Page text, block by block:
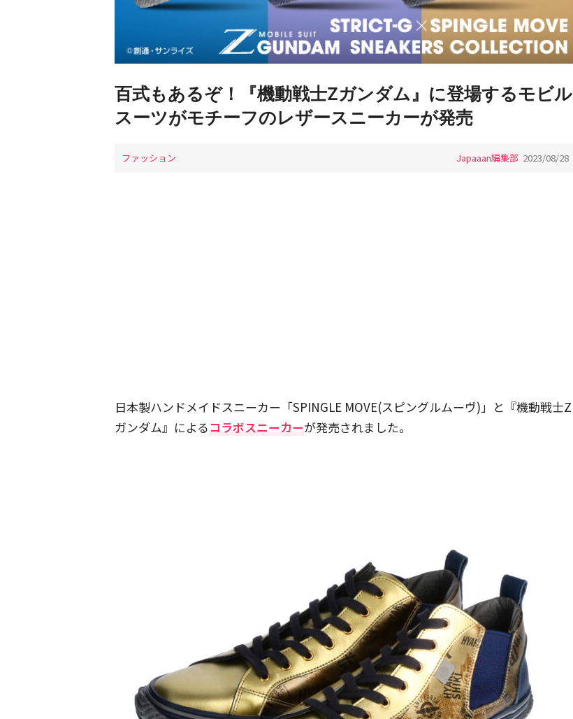
百式もあるぞ！『機動戦士Zガンダム』に登場するモビル
スーツがモチーフのレザースニーカーが発売
ファッション Japaaan編集部 2023/08/28
日本製ハンドメイドスニーカー「SPINGLE MOVE(スピングルムーヴ)」と『機動戦士Z
ガンダム』によるコラボスニーカーが発売されました。